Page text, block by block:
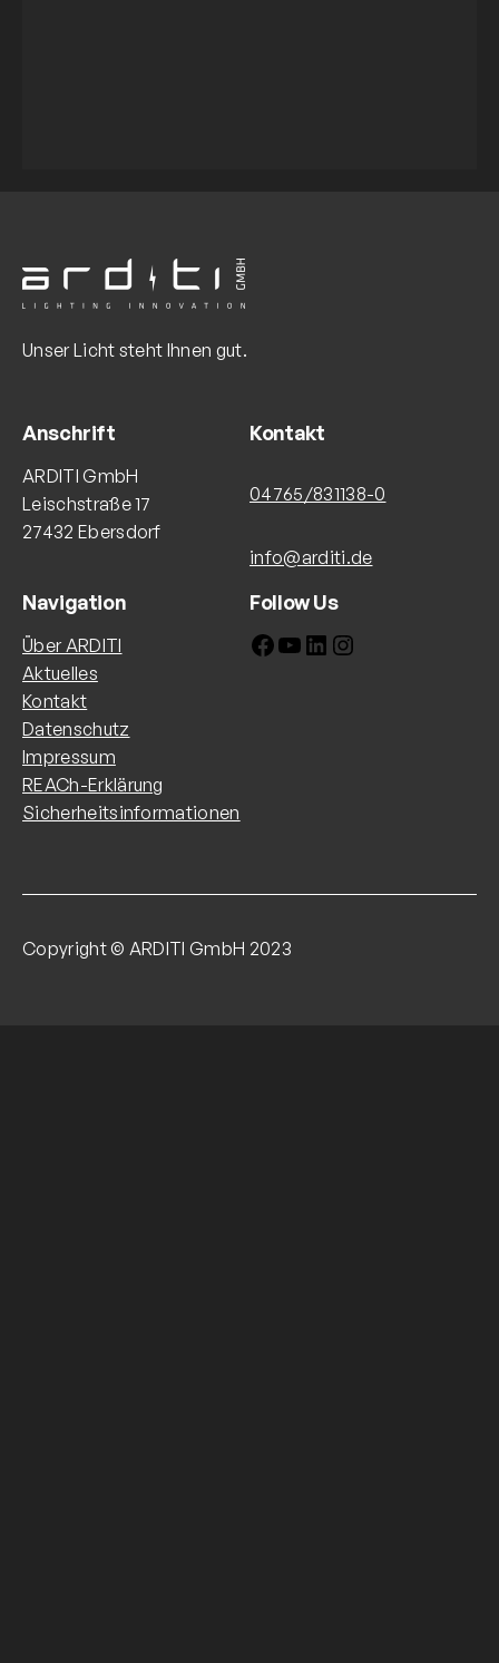
Unser Licht steht Ihnen gut.
Anschrift
ARDITI GmbH
Leischstraße 17
27432 Ebersdorf
Kontakt
04765/831138-0
info@arditi.de
Navigation
Über ARDITI
Aktuelles
Kontakt
Datenschutz
Impressum
REACh-Erklärung
Sicherheitsinformationen
Follow Us
Facebook YouTube LinkedIn Instagram
Copyright © ARDITI GmbH 2023